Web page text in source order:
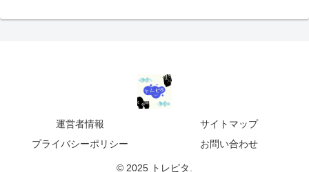
運営者情報
サイトマップ
プライバシーポリシー
お問い合わせ
© 2025 トレピタ.